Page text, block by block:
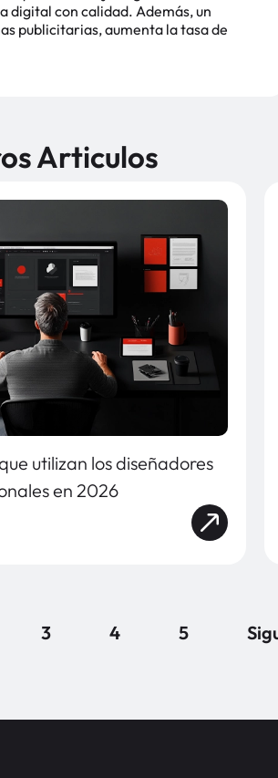
digital con calidad. Además, un
publicitarias, aumenta la tasa de
Articulos
utilizan los diseñadores
en 2026
3 4 5